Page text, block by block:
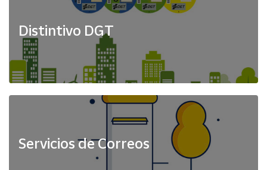
Distintivo DGT
Servicios de Correos